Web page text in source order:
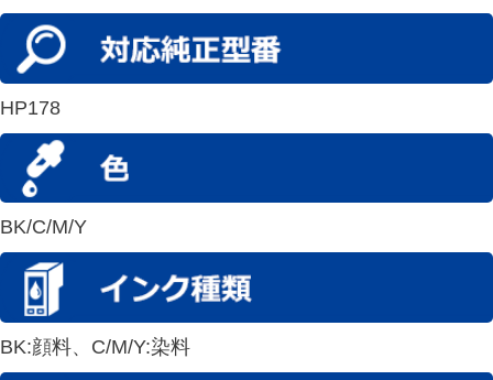
HP178
BK/C/M/Y
BK:顔料、C/M/Y:染料